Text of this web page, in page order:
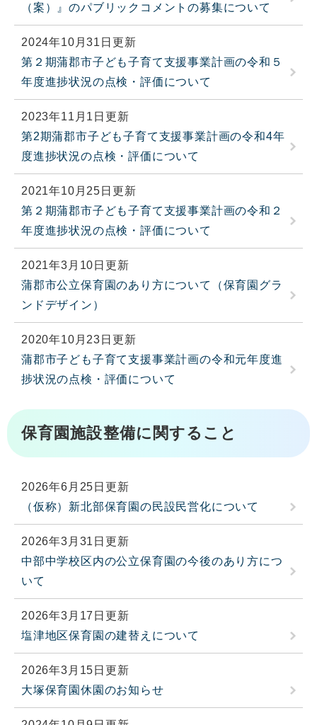
（案）』のパブリックコメントの募集について
2024年10月31日更新
第２期蒲郡市子ども子育て支援事業計画の令和５
年度進捗状況の点検・評価について
2023年11月1日更新
第2期蒲郡市子ども子育て支援事業計画の令和4年
度進捗状況の点検・評価について
2021年10月25日更新
第２期蒲郡市子ども子育て支援事業計画の令和２
年度進捗状況の点検・評価について
2021年3月10日更新
蒲郡市公立保育園のあり方について（保育園グラ
ンドデザイン）
2020年10月23日更新
蒲郡市子ども子育て支援事業計画の令和元年度進
捗状況の点検・評価について
保育園施設整備に関すること
2026年6月25日更新
（仮称）新北部保育園の民設民営化について
2026年3月31日更新
中部中学校区内の公立保育園の今後のあり方につ
いて
2026年3月17日更新
塩津地区保育園の建替えについて
2026年3月15日更新
大塚保育園休園のお知らせ